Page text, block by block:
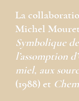
La
Michel
Symbolique
l’assomption
miel, aux
(1988) et